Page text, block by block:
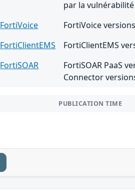
par la vulnérabilité
FortiVoice
FortiVoice
FortiClientEMS
FortiClientEMS
FortiSOAR
FortiSOAR PaaS
Connector
PUBLICATION TIME